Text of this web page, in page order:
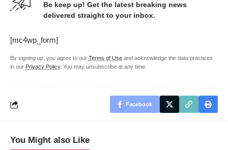
Be keep up! Get the latest breaking news
delivered straight to your inbox.
[mc4wp_form]
By signing up, you agree to our Terms of Use and acknowledge the data practices
in our Privacy Policy. You may unsubscribe at any time.
Facebook
You Might also Like